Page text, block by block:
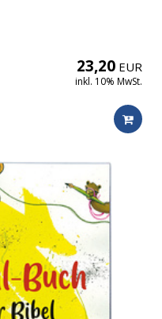
23,20 EUR
inkl. 10% MwSt.